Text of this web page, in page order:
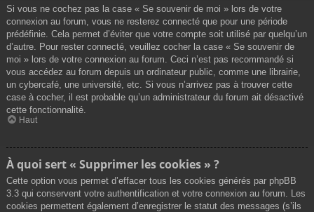
Si vous ne cochez pas la case « Se souvenir de moi » lors de votre
connexion au forum, vous ne resterez connecté que pour une période
prédéfinie. Cela permet d’éviter que votre compte soit utilisé par quelqu’un
d’autre. Pour rester connecté, veuillez cocher la case « Se souvenir de
moi » lors de votre connexion au forum. Ceci n’est pas recommandé si
vous accédez au forum depuis un ordinateur public, comme une librairie,
un cybercafé, une université, etc. Si vous n’arrivez pas à trouver cette
case à cocher, il est probable qu’un administrateur du forum ait désactivé
cette fonctionnalité.
Haut
À quoi sert « Supprimer les cookies » ?
Cette option vous permet d’effacer tous les cookies générés par phpBB
3.3 qui conservent votre authentification et votre connexion au forum. Les
cookies permettent également d’enregistrer le statut des messages (s’ils